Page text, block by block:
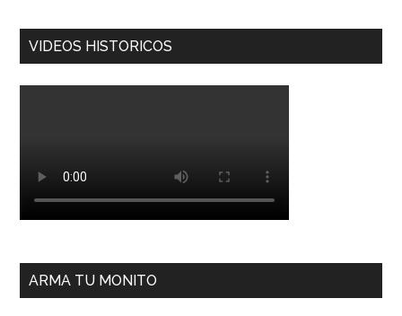
VIDEOS HISTORICOS
ARMA TU MONITO